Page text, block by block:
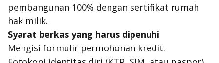
pembangunan 100% dengan sertifikat rumah
hak milik.
Syarat berkas yang harus dipenuhi
Mengisi formulir permohonan kredit.